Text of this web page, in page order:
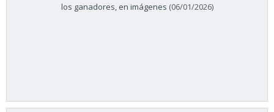
los ganadores, en imágenes (06/01/2026)